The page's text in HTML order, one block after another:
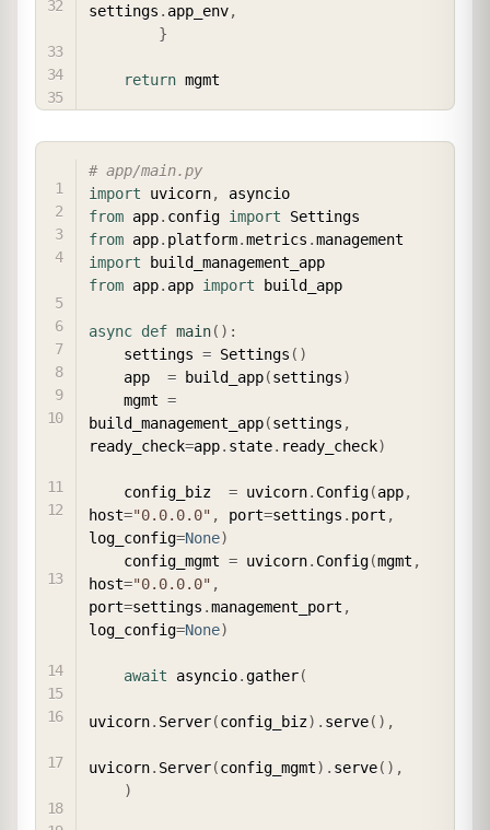
settings . app_env,
}
return
# app/main.py
import uvicorn,
from app. config import
from app. platform.metrics .
import
from app. app import build_app
async def main( ) :
    settings
= Settings ( )
    app
= build_app(settings)
    mgmt
=
build_management_app(settings ,
ready_check=app. state. ready_check)
    config_biz
= uvicorn. Config(app,
host="0.0.0.0" , port=settings . port ,
log_config=None)
    config_mgmt
= uvicorn. Config(mgmt ,
host="0.0.0.0" ,
port=settings .management_port ,
log_config=None)
await asyncio. gather(
uvicorn. Server(config_biz) . serve( ) ,
uvicorn. Server(config_mgmt) . serve( ) ,
)